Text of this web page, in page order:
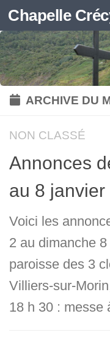
Skip to
Chapelle
ARCHIVE DU
NON CLASSÉ
Annonces
au 8 janvier
Voici les
2 au dimanche
paroisse des 3
Villiers-sur-
18 h 30 : messe